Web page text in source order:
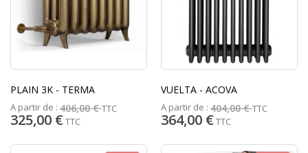
PLAIN 3K - TERMA
A partir de : 406,00 €TTC
325,00 €TTC
VUELTA - ACOVA
A partir de : 404,00 €TTC
364,00 €TTC